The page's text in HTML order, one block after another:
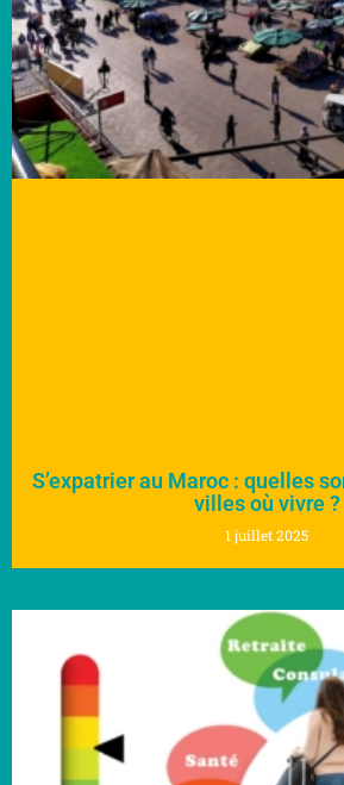
S’expatrier au Maroc : quelles
villes où vivre ?
1 juillet 2025